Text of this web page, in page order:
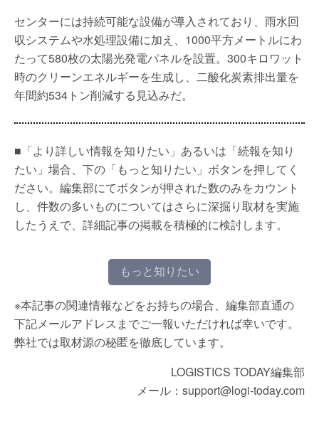
センターには持続可能な設備が導入されており、雨水回
収システムや水処理設備に加え、1000平方メートルにわ
たって580枚の太陽光発電パネルを設置。300キロワット
時のクリーンエネルギーを生成し、二酸化炭素排出量を
年間約534トン削減する見込みだ。
■「より詳しい情報を知りたい」あるいは「続報を知り
たい」場合、下の「もっと知りたい」ボタンを押してく
ださい。編集部にてボタンが押された数のみをカウント
し、件数の多いものについてはさらに深掘り取材を実施
したうえで、詳細記事の掲載を積極的に検討します。
もっと知りたい
※本記事の関連情報などをお持ちの場合、編集部直通の
下記メールアドレスまでご一報いただければ幸いです。
弊社では取材源の秘匿を徹底しています。
LOGISTICS TODAY編集部
メール：support@logi-today.com